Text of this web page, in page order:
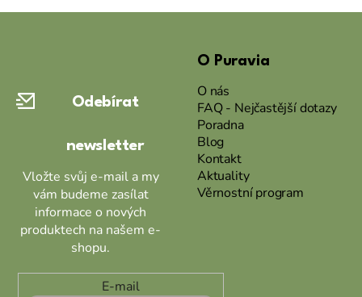
Odebírat
newsletter
Vložte svůj e-mail a my
vám budeme zasílat
informace o nových
produktech na našem e-
shopu.
E-mail
O Puravia
O nás
FAQ - Nejčastější dotazy
Poradna
Blog
Kontakt
Aktuality
Věrnostní program